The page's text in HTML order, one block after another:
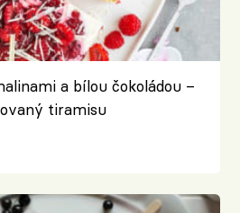
a bílou čokoládou –
tiramisu